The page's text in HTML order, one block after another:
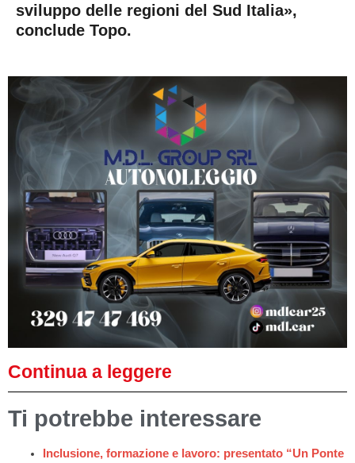
sviluppo delle regioni del Sud Italia»,
conclude Topo.
Continua a leggere
Ti potrebbe interessare
Inclusione, formazione e lavoro: presentato “Un Ponte